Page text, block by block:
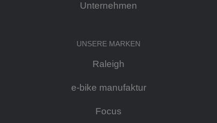
Unternehmen
UNSERE MARKEN
Raleigh
e-bike manufaktur
Focus